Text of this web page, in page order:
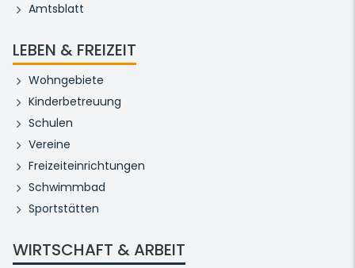
Amtsblatt
LEBEN & FREIZEIT
Wohngebiete
Kinderbetreuung
Schulen
Vereine
Freizeiteinrichtungen
Schwimmbad
Sportstätten
WIRTSCHAFT & ARBEIT